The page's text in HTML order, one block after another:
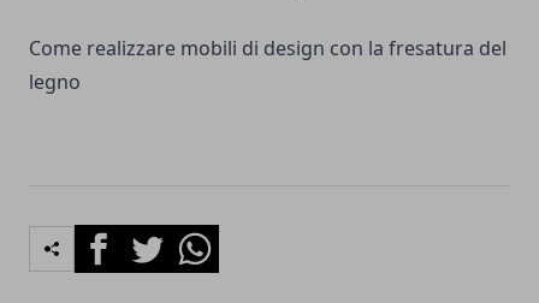
Come realizzare mobili di design con la fresatura del
legno
FacebookTwitterWhatsapp